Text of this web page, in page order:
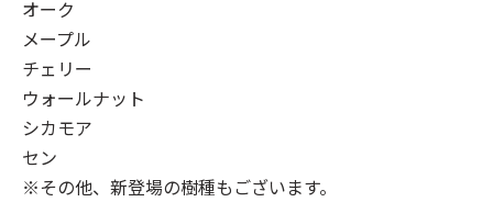
オーク
メープル
チェリー
ウォールナット
シカモア
セン
※その他、新登場の樹種もございます。